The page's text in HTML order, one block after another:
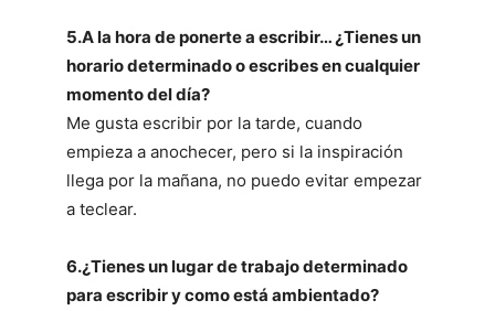
5.A la hora de ponerte a escribir… ¿Tienes un
horario determinado o escribes en cualquier
momento del día?
Me gusta escribir por la tarde, cuando
empieza a anochecer, pero si la inspiración
llega por la mañana, no puedo evitar empezar
a teclear.
6.¿Tienes un lugar de trabajo determinado
para escribir y como está ambientado?